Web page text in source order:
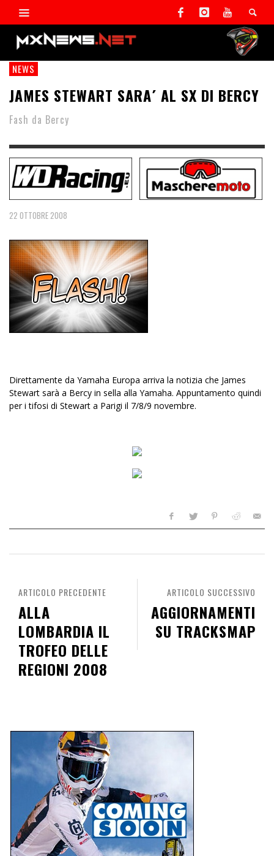
NEWS
JAMES STEWART SARA´ AL SX DI BERCY
Fash da Bercy
22 OTTOBRE 2008
Direttamente da Yamaha Europa arriva la notizia che James
Stewart sarà a Bercy in sella alla Yamaha. Appuntamento quindi
per i tifosi di Stewart a Parigi il 7/8/9 novembre.
ARTICOLO SUCCESSIVO
AGGIORNAMENTI
SU TRACKSMAP
ARTICOLO PRECEDENTE
ALLA
LOMBARDIA IL
TROFEO DELLE
REGIONI 2008